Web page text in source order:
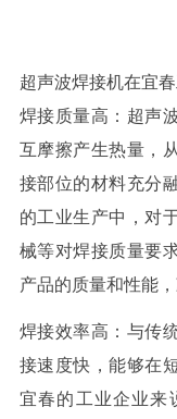
超声波焊接机在宜
焊接质量高：超声
互摩擦产生热量，
接部位的材料充分
的工业生产中，对
械等对焊接质量要
产品的质量和性能
焊接效率高：与传
接速度快，能够在
宜春的工业企业来